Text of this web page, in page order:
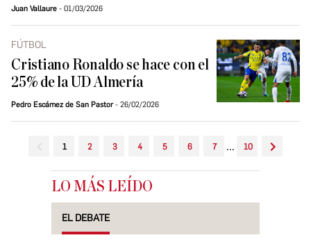
Juan Vallaure 01/03/2026
FÚTBOL
Cristiano Ronaldo se hace con el
25% de la UD Almería
Pedro Escámez de San Pastor 26/02/2026
1 2 3 4 5 6 7 ... 10
LO MÁS LEÍDO
EL DEBATE